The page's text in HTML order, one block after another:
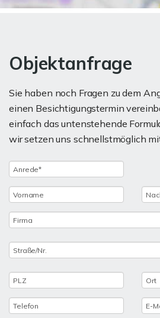
Objektanfrage
Sie haben noch Fragen zu dem
einen Besichtigungstermin
einfach das untenstehende
wir setzen uns schnellstmöglich